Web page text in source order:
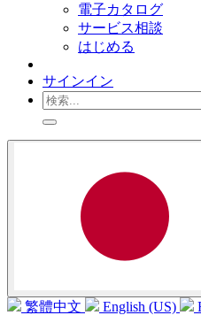
電子カタログ
サービス相談
はじめる
サインイン
繁體中文 English (US)